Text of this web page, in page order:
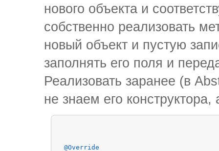
нового объекта и
собственно реализовать
новый объект и пустую
заполнять его поля и
Реализовать заранее (в
не знаем его
@Override